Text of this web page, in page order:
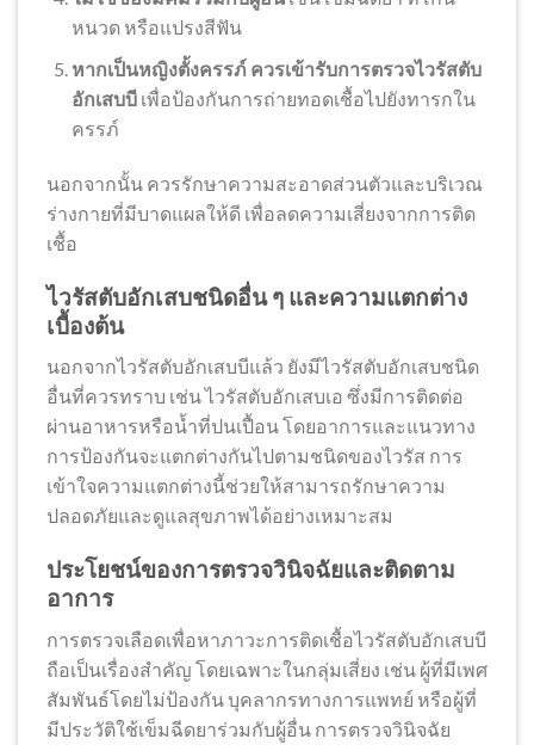
หนวด หรือแปรงสีฟัน
หากเป็นหญิงตั้งครรภ์ ควรเข้ารับการตรวจไวรัสตับ
อักเสบบีเพื่อป้องกันการถ่ายทอดเชื้อไปยังทารกใน
ครรภ์
นอกจากนั้น ควรรักษาความสะอาดส่วนตัวและบริเวณ
ร่างกายที่มีบาดแผลให้ดี เพื่อลดความเสี่ยงจากการติด
เชื้อ
ไวรัสตับอักเสบชนิดอื่น ๆ และความแตกต่าง
เบื้องต้น
นอกจากไวรัสตับอักเสบบีแล้ว ยังมีไวรัสตับอักเสบชนิด
อื่นที่ควรทราบ เช่น ไวรัสตับอักเสบเอ ซึ่งมีการติดต่อ
ผ่านอาหารหรือน้ำที่ปนเปื้อน โดยอาการและแนวทาง
การป้องกันจะแตกต่างกันไปตามชนิดของไวรัส การ
เข้าใจความแตกต่างนี้ช่วยให้สามารถรักษาความ
ปลอดภัยและดูแลสุขภาพได้อย่างเหมาะสม
ประโยชน์ของการตรวจวินิจฉัยและติดตาม
อาการ
การตรวจเลือดเพื่อหาภาวะการติดเชื้อไวรัสตับอักเสบบี
ถือเป็นเรื่องสำคัญ โดยเฉพาะในกลุ่มเสี่ยง เช่น ผู้ที่มีเพศ
สัมพันธ์โดยไม่ป้องกัน บุคลากรทางการแพทย์ หรือผู้ที่
มีประวัติใช้เข็มฉีดยาร่วมกับผู้อื่น การตรวจวินิจฉัย